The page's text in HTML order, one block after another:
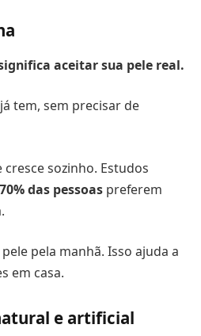
aceitar sua pele real.
tem, sem precisar de
sozinho. Estudos
das pessoas preferem
pela manhã. Isso ajuda a
em casa.
e artificial